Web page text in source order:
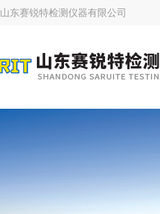
山东赛锐特检测仪器有限公司